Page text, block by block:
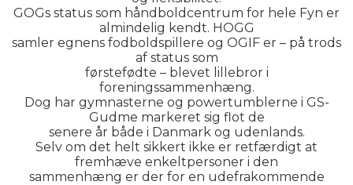
GOGs status som håndboldcentrum for hele Fyn er
almindelig kendt. HOGG
samler egnens fodboldspillere og OGIF er – på trods
af status som
førstefødte – blevet lillebror i
foreningssammenhæng.
Dog har gymnasterne og powertumblerne i GS-
Gudme markeret sig flot de
senere år både i Danmark og udenlands.
Selv om det helt sikkert ikke er retfærdigt at
fremhæve enkeltpersoner i den
sammenhæng er der for en udefrakommende